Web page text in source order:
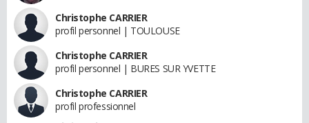
Christophe CARRIER
profil personnel | TOULOUSE
Christophe CARRIER
profil personnel | BURES SUR YVETTE
Christophe CARRIER
profil professionnel